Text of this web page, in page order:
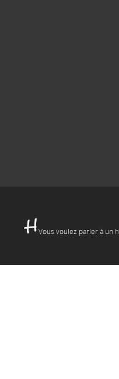
Vous voulez parler à un